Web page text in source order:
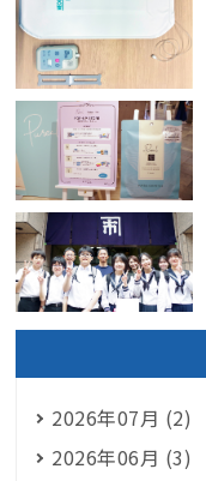
2026年07月 (2)
2026年06月 (3)